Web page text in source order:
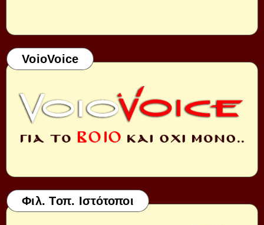
VoioVoice
Φιλ. Τοπ. Ιστότοποι